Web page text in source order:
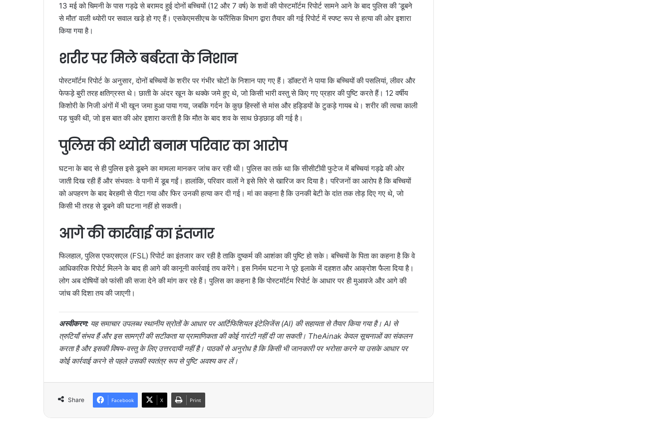
13 मई को चिमनी के पास गड्ढे से बरामद हुई दोनों बच्चियों (12 और 7 वर्ष) के शवों की पोस्टमॉर्टम रिपोर्ट सामने आने के बाद पुलिस की ‘डूबने
से मौत’ वाली थ्योरी पर सवाल खड़े हो गए हैं। एसकेएमसीएच के फॉरेंसिक विभाग द्वारा तैयार की गई रिपोर्ट में स्पष्ट रूप से हत्या की ओर इशारा
किया गया है।
शरीर पर मिले बर्बरता के निशान
पोस्टमॉर्टम रिपोर्ट के अनुसार, दोनों बच्चियों के शरीर पर गंभीर चोटों के निशान पाए गए हैं। डॉक्टरों ने पाया कि बच्चियों की पसलियां, लीवर और
फेफड़े बुरी तरह क्षतिग्रस्त थे। छाती के अंदर खून के थक्के जमे हुए थे, जो किसी भारी वस्तु से किए गए प्रहार की पुष्टि करते हैं। 12 वर्षीय
किशोरी के निजी अंगों में भी खून जमा हुआ पाया गया, जबकि गर्दन के कुछ हिस्सों से मांस और हड्डियों के टुकड़े गायब थे। शरीर की त्वचा काली
पड़ चुकी थी, जो इस बात की ओर इशारा करती है कि मौत के बाद शव के साथ छेड़छाड़ की गई है।
पुलिस की थ्योरी बनाम परिवार का आरोप
घटना के बाद से ही पुलिस इसे डूबने का मामला मानकर जांच कर रही थी। पुलिस का तर्क था कि सीसीटीवी फुटेज में बच्चियां गड्ढे की ओर
जाती दिख रही हैं और संभवतः वे पानी में डूब गईं। हालांकि, परिवार वालों ने इसे सिरे से खारिज कर दिया है। परिजनों का आरोप है कि बच्चियों
को अपहरण के बाद बेरहमी से पीटा गया और फिर उनकी हत्या कर दी गई। मां का कहना है कि उनकी बेटी के दांत तक तोड़ दिए गए थे, जो
किसी भी तरह से डूबने की घटना नहीं हो सकती।
आगे की कार्रवाई का इंतजार
फिलहाल, पुलिस एफएसएल (FSL) रिपोर्ट का इंतजार कर रही है ताकि दुष्कर्म की आशंका की पुष्टि हो सके। बच्चियों के पिता का कहना है कि वे
आधिकारिक रिपोर्ट मिलने के बाद ही आगे की कानूनी कार्रवाई तय करेंगे। इस निर्मम घटना ने पूरे इलाके में दहशत और आक्रोश फैला दिया है।
लोग अब दोषियों को फांसी की सजा देने की मांग कर रहे हैं। पुलिस का कहना है कि पोस्टमॉर्टम रिपोर्ट के आधार पर ही मुआवजे और आगे की
जांच की दिशा तय की जाएगी।
अस्वीकरण: यह समाचार उपलब्ध स्थानीय स्रोतों के आधार पर आर्टिफिशियल इंटेलिजेंस (AI) की सहायता से तैयार किया गया है। AI से
त्रुटियाँ संभव हैं और इस सामग्री की सटीकता या प्रामाणिकता की कोई गारंटी नहीं दी जा सकती। TheAinak केवल सूचनाओं का संकलन
करता है और इसकी विषय-वस्तु के लिए उत्तरदायी नहीं है। पाठकों से अनुरोध है कि किसी भी जानकारी पर भरोसा करने या उसके आधार पर
कोई कार्रवाई करने से पहले उसकी स्वतंत्र रूप से पुष्टि अवश्य कर लें।
Share Facebook X Print